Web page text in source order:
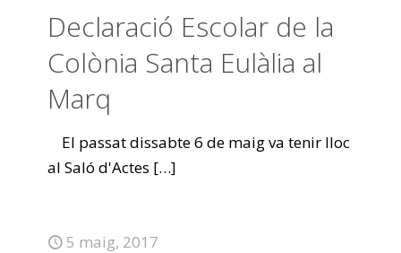
Declaració Escolar de la
Colònia Santa Eulàlia al
Marq
El passat dissabte 6 de maig va tenir lloc
al Saló d'Actes […]
5 maig, 2017